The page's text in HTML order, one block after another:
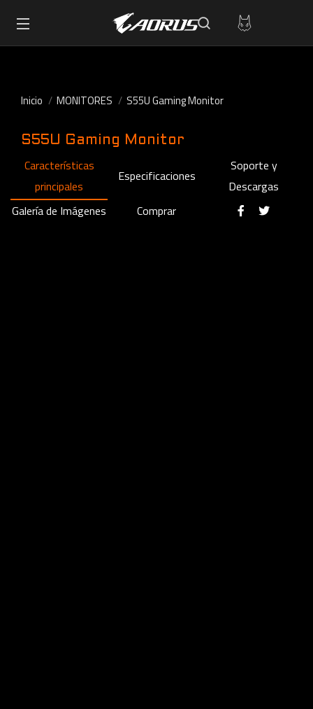
Inicio MONITORES S55U Gaming Monitor
S55U Gaming Monitor
Características
principales
Especificaciones
Soporte y
Descargas
Galería de Imágenes
Comprar